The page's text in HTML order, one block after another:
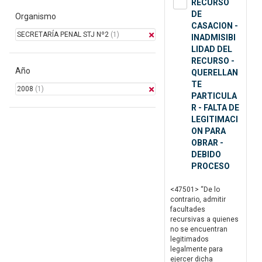
Organismo
SECRETARÍA PENAL STJ Nº2 (1)
Año
2008 (1)
RECURSO
DE
CASACION -
INADMISIBI
LIDAD DEL
RECURSO -
QUERELLAN
TE
PARTICULA
R - FALTA DE
LEGITIMACI
ON PARA
OBRAR -
DEBIDO
PROCESO
<47501> “De lo
contrario, admitir
facultades
recursivas a quienes
no se encuentran
legitimados
legalmente para
ejercer dicha